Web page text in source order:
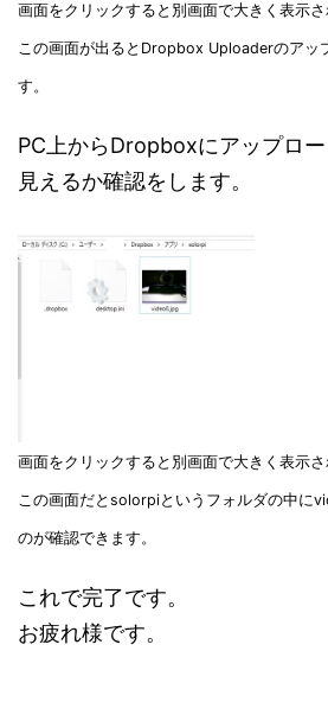
画面をクリックすると別画面で大きく表示さ
この画面が出るとDropbox Uploaderのアッ
す。
PC上からDropboxにアップロ
見えるか確認をします。
画面をクリックすると別画面で大きく表示さ
この画面だとsolorpiというフォルダの中に
のが確認できます。
これで完了です。
お疲れ様です。